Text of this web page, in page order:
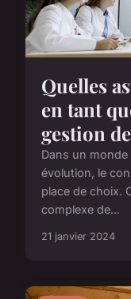
Quelles
en tant
gestion
Dans un
évolution, le
place de choix.
complexe de...
21 janvier 2024